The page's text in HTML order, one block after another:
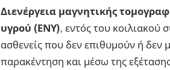
Διενέργεια μαγνητικής
υγρού (ΕΝΥ), εντός του κοιλιακού
ασθενείς που δεν επιθυμούν ή
παρακέντηση και μέσω της